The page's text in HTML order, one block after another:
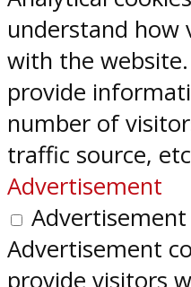
understand how
with the
provide
number of
traffic source,
Advertisement
Advertisement
Advertisement
provide visitors